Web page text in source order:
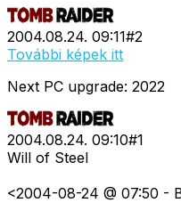
2004.08.24. 09:11#2
További képek itt
Next PC upgrade: 2022
2004.08.24. 09:10#1
Will of Steel
<2004-08-24 @ 07:50 -